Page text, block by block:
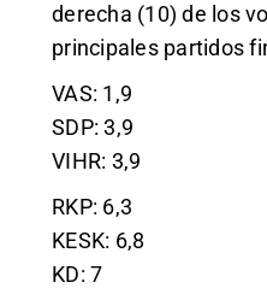
derecha (10) de los
principales partidos
VAS: 1,9
SDP: 3,9
VIHR: 3,9
RKP: 6,3
KESK: 6,8
KD: 7